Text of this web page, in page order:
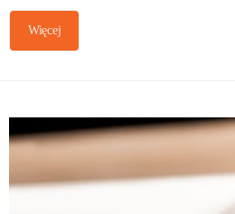
Więcej